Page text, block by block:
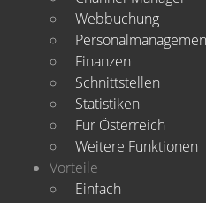
Webbuchung
Finanzen
Schnittstellen
Statistiken
Für Österreich
Weitere Funktionen
Vorteile
Einfach